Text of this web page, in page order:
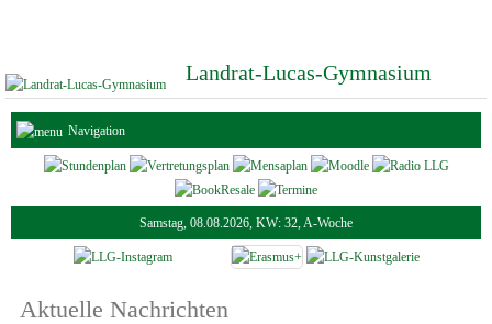
Landrat-Lucas-Gymnasium
Navigation
Samstag, 08.08.2026, KW: 32, A-Woche
Aktuelle Nachrichten